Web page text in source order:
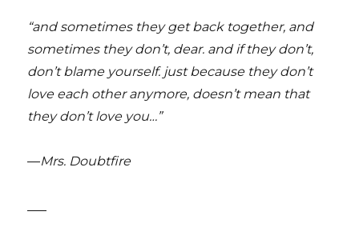
“and sometimes they get back together, and
sometimes they don’t, dear. and if they don’t,
don’t blame yourself. just because they don’t
love each other anymore, doesn’t mean that
they don’t love you…”
—Mrs. Doubtfire